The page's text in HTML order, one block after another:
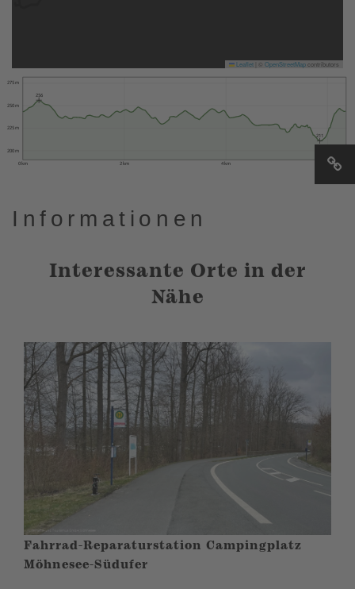
Leaflet OpenStreetMapcontributors
0 km 2 km 4 km 6 km
200 m
225 m
250 m
275 m
211
256
Informationen
Interessante Orte in der
Nähe
Fahrrad-Reparaturstation Campingplatz
Möhnesee-Südufer